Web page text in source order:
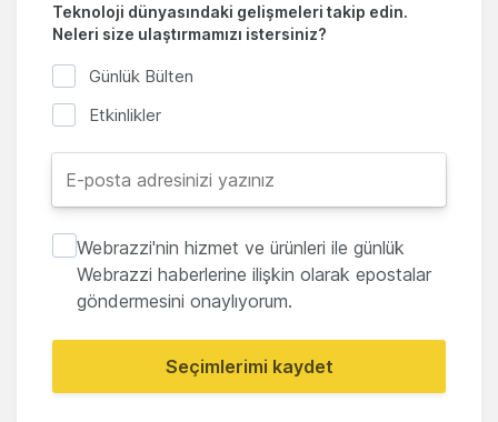
Teknoloji dünyasındaki gelişmeleri takip edin.
Neleri size ulaştırmamızı istersiniz?
Günlük Bülten
Etkinlikler
Webrazzi'nin hizmet ve ürünleri ile günlük
Webrazzi haberlerine ilişkin olarak epostalar
göndermesini onaylıyorum.
Seçimlerimi kaydet